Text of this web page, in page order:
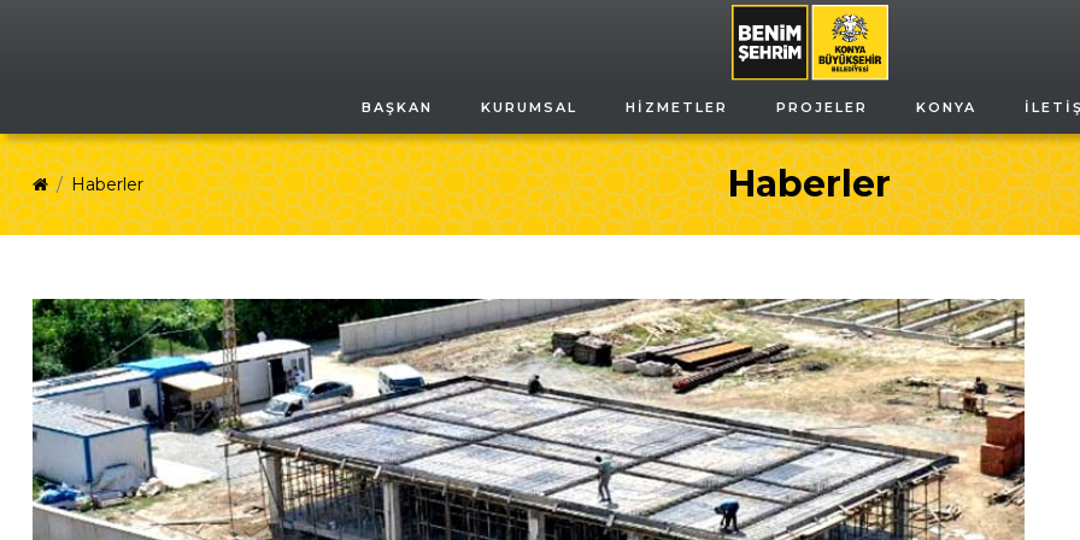
BAŞKAN KURUMSAL HIZMETLER PROJELER KONYA
Haberler
Haberler